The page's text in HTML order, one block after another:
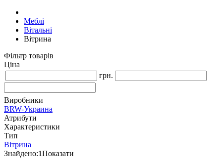
Меблі
Вітальні
Вітрина
Фільтр товарів
Ціна
грн.
Виробники
BRW-Украина
Атрибути
Характеристики
Тип
Вітрина
Знайдено:1Показати